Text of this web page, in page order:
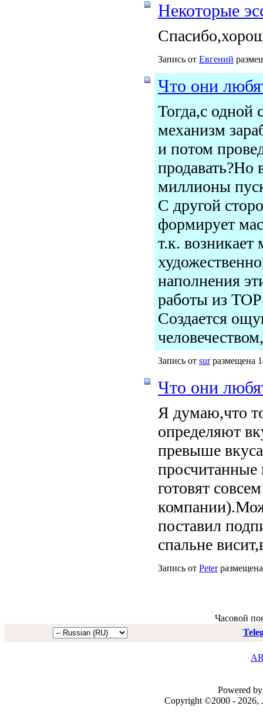
Некоторые
Запись от Евгений
Что они
Тогда,с одной
механизм
и потом
продавать?Но
миллионы
С другой
формирует
т.к. возникает
наполнения
работы из
Создается
Запись от surразмещена
Что они
Я думаю,что
определяют
превыше
готовят
поставил
спальне
Запись от Peter
Часовой
Powered
Copyright ©2000 - 2026,